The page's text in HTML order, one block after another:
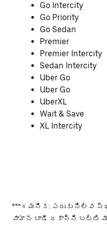
Go Intercity
Go Priority
Go Sedan
Premier
Premier Intercity
Sedan Intercity
Uber Go
Uber Go
UberXL
Wait & Save
XL Intercity
***గమనిక: సరుకు నిల్వ
వాహన బాడీ రకాన్ని బట్టి